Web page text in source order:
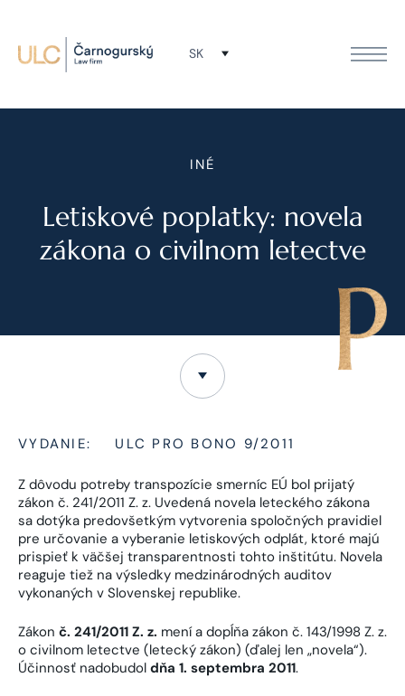
SK
INÉ
Letiskové poplatky: novela
zákona o civilnom letectve
VYDANIE: ULC PRO BONO 9/2011
Z dôvodu potreby transpozície smerníc EÚ bol prijatý
zákon č. 241/2011 Z. z. Uvedená novela leteckého zákona
sa dotýka predovšetkým vytvorenia spoločných pravidiel
pre určovanie a vyberanie letiskových odplát, ktoré majú
prispieť k väčšej transparentnosti tohto inštitútu. Novela
reaguje tiež na výsledky medzinárodných auditov
vykonaných v Slovenskej republike.
Zákon č. 241/2011 Z. z. mení a dopĺňa zákon č. 143/1998 Z. z.
o civilnom letectve (letecký zákon) (ďalej len „novela“).
Účinnosť nadobudol dňa 1. septembra 2011.